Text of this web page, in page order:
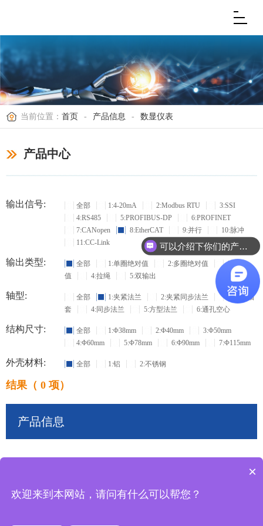
当前位置： 首页 - 产品信息 - 数显仪表
产品中心
输出信号: 全部 1:4-20mA 2:Modbus RTU
3:SSI
4:RS485
5:PROFIBUS-DP
6:PROFINET
7:CANopen
8:EtherCAT 9:并行
10:脉冲
11:CC-Link
输出类型: 全部 1:单圈绝对值 2:多圈绝对值
3:增量
值
4:拉绳 5:双输出
轴型: 全部 1:夹紧法兰 2:夹紧同步法兰
3:盲孔轴
套
4:同步法兰 5:方型法兰 6:通孔空心
结构尺寸: 全部 1:Φ38mm 2:Φ40mm
3:Φ50mm
4:Φ60mm
5:Φ78mm 6:Φ90mm 7:Φ115mm
外壳材料: 全部 1:铝 2:不锈钢
结果（ 0 项）
产品信息
可以介绍下你们的产品么？
×
欢迎来到本网站，请问有什么可以帮您？